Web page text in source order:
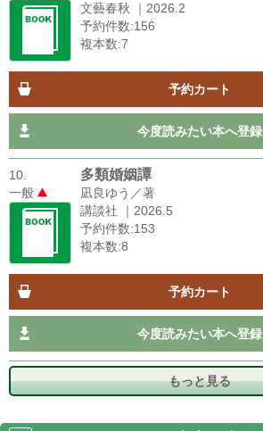
文藝春秋 ｜2026.2
予約件数:156
複本数:7
予約カート
今度読みたい本へ登録
10.
一般
多類婚姻譚
凪良ゆう／著
講談社 ｜2026.5
予約件数:153
複本数:8
予約カート
今度読みたい本へ登録
もっと見る